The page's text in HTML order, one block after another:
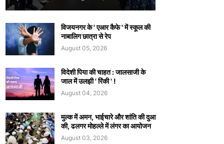
विजयनगर के ' एआर कैफे ' में स्कूल की
नाबालिग छात्रा से रेप
August 05, 2026
विदेशी पिया की चाहत : जालसाजी के
जाल में उलझी ' रिंकी ' !
August 04, 2026
मुल्क में अमन, भाईचारे और शांति की दुआ
की, ढलगर मोहल्ले में लंगर का आयोजन
August 03, 2026